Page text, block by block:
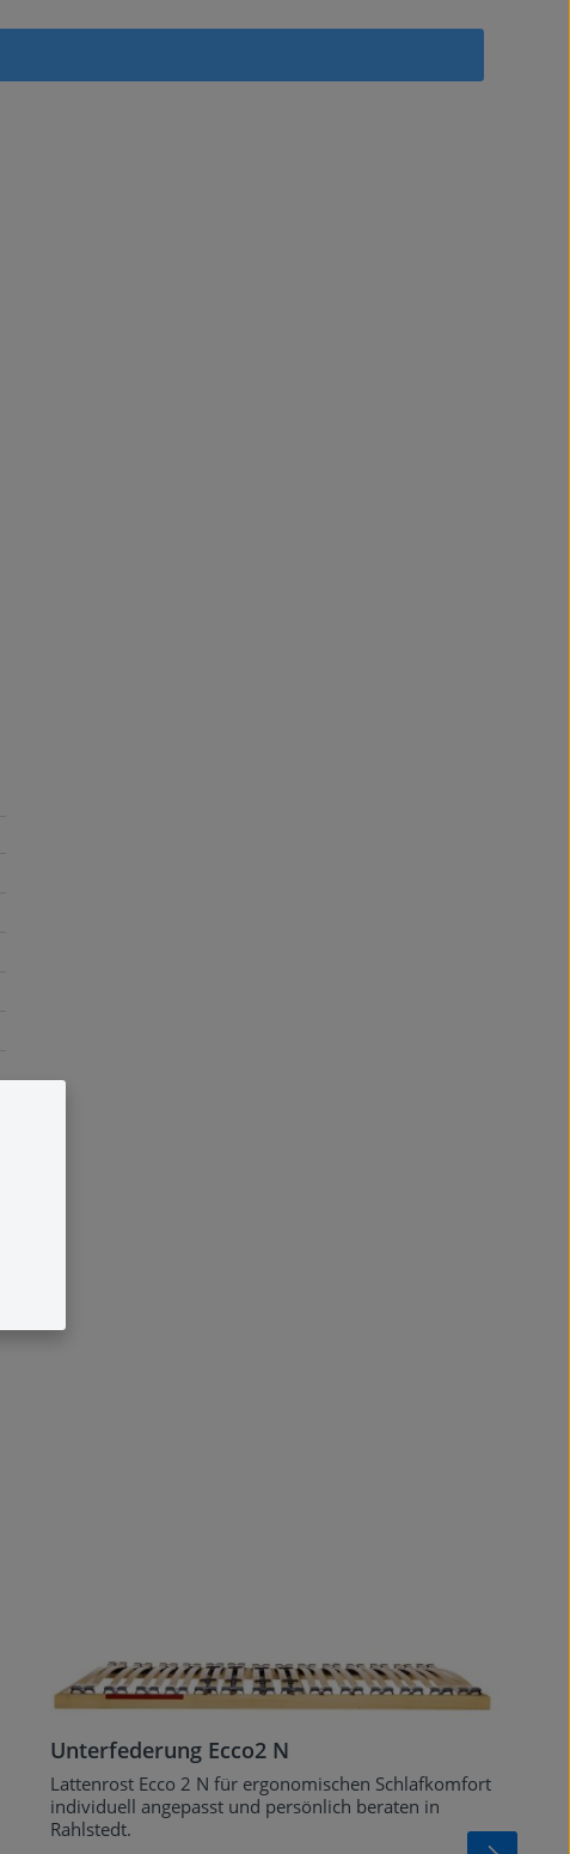
Unterfederung Ecco2 N
Lattenrost Ecco 2 N für ergonomischen Schlafkomfort
individuell angepasst und persönlich beraten in
Rahlstedt.